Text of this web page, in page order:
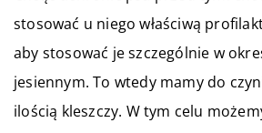
stosować u niego właściwą
aby stosować je szczególnie w
jesiennym. To wtedy mamy do
ilością kleszczy. W tym celu